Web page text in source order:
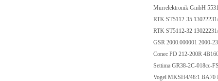
Murrelektronik GmbH
RTK ST5112-35
RTK ST5112-32
GSR 2000.000001 2000-
Conec PD 212-200R
Settima GR38-2C-018cc-
Vogel MKSH4/48:1